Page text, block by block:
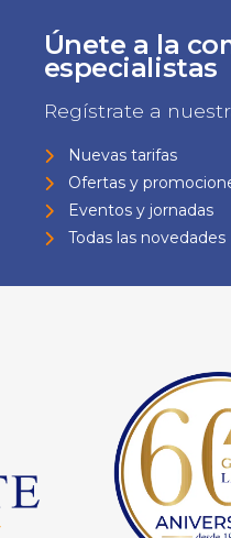
Únete a la
especialistas
Regístrate a
Nuevas tarifas
Ofertas y
Eventos y jornadas
Todas las novedades